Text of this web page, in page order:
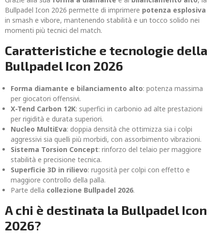
Bullpadel Icon 2026 permette di imprimere potenza esplosiva
in smash e vibore, mantenendo stabilità e un tocco solido nei
momenti più tecnici del match.
Caratteristiche e tecnologie della
Bullpadel Icon 2026
Forma diamante e bilanciamento alto: potenza massima
per giocatori offensivi.
X-Tend Carbon 12K: superfici in carbonio ad alte prestazioni
per rigidità e durata superiori.
Nucleo MultiEva: doppia densità che ottimizza sia i colpi
aggressivi sia quelli più morbidi, con assorbimento vibrazioni.
Sistema Torsion Concept: rinforzo del telaio per maggiore
stabilità e precisione tecnica.
Superficie 3D in rilievo: rugosità per colpi con effetto e
maggiore controllo della palla.
Parte della collezione Bullpadel 2026.
A chi è destinata la Bullpadel Icon
2026?